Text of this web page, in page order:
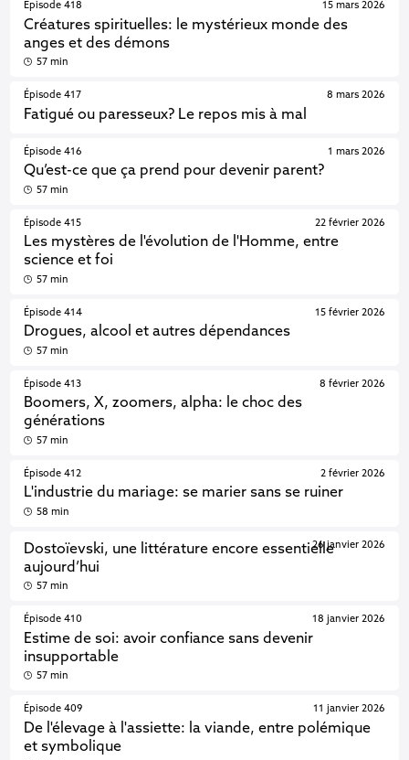
Épisode 418
Créatures spirituelles: le mystérieux monde des
anges et des démons
15 mars 2026
57 min
Épisode 417
Fatigué ou paresseux? Le repos mis à mal
8 mars 2026
Épisode 416
Qu’est-ce que ça prend pour devenir parent?
1 mars 2026
57 min
Épisode 415
Les mystères de l'évolution de l'Homme, entre
science et foi
22 février 2026
57 min
Épisode 414
Drogues, alcool et autres dépendances
15 février 2026
57 min
Épisode 413
Boomers, X, zoomers, alpha: le choc des
générations
8 février 2026
57 min
Épisode 412
L'industrie du mariage: se marier sans se ruiner
2 février 2026
58 min
Dostoïevski, une littérature encore essentielle
aujourd’hui
26 janvier 2026
57 min
Épisode 410
Estime de soi: avoir confiance sans devenir
insupportable
18 janvier 2026
57 min
Épisode 409
De l'élevage à l'assiette: la viande, entre polémique
et symbolique
11 janvier 2026